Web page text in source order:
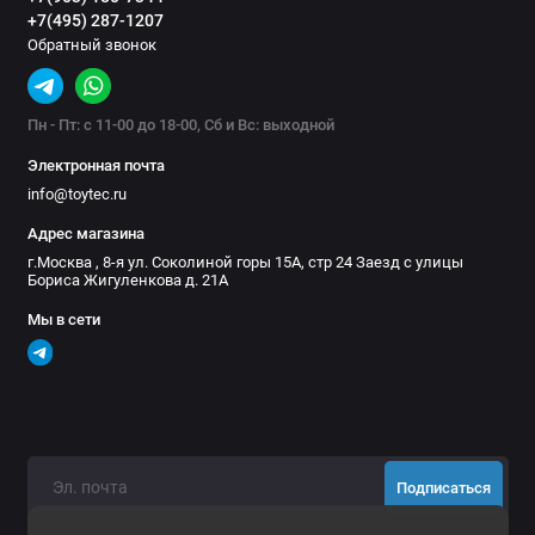
гарантирует превосходную работу амортизатора в пыльных и
грязных условиях.
ВНИМАНИЕ! Из-за конструктивных особенностей,
необходимо прокачать данную модель амортизаторов
перед установкой.
Внимание! Серия PAG, MG, TS6 и MR6 является
газонаполненной, в связи с этим, не рекомендуется установка
заявленных нагрузок, что пагубно отражается на работе
внешней среды.
+7(495) 287-1207
Обратный звонок
Пн - Пт: с 11-00 до 18-00, Сб и Вс: выходной
Электронная почта
info@toytec.ru
Адрес магазина
г.Москва , 8-я ул. Соколиной горы 15А, стр 24 Заезд с улицы
Бориса Жигуленкова д. 21А
Мы в сети
Подписаться